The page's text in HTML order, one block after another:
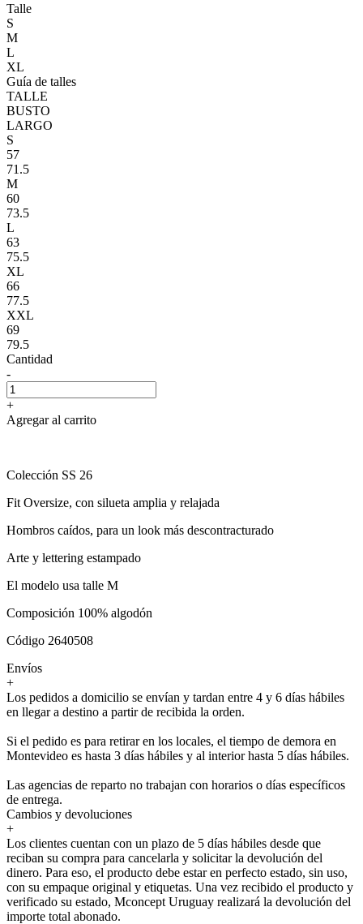
Talle
S
M
L
XL
Guía de talles
TALLE
BUSTO
LARGO
S
57
71.5
M
60
73.5
L
63
75.5
XL
66
77.5
XXL
69
79.5
Cantidad
-
+
Agregar al carrito
Colección SS 26
Fit Oversize, con silueta amplia y relajada
Hombros caídos, para un look más descontracturado
Arte y lettering estampado
El modelo usa talle M
Composición 100% algodón
Código 2640508
Envíos
+
Los pedidos a domicilio se envían y tardan entre 4 y 6 días hábiles
en llegar a destino a partir de recibida la orden.
Si el pedido es para retirar en los locales, el tiempo de demora en
Montevideo es hasta 3 días hábiles y al interior hasta 5 días hábiles.
Las agencias de reparto no trabajan con horarios o días específicos
de entrega.
Cambios y devoluciones
+
Los clientes cuentan con un plazo de 5 días hábiles desde que
reciban su compra para cancelarla y solicitar la devolución del
dinero. Para eso, el producto debe estar en perfecto estado, sin uso,
con su empaque original y etiquetas. Una vez recibido el producto y
verificado su estado, Mconcept Uruguay realizará la devolución del
importe total abonado.